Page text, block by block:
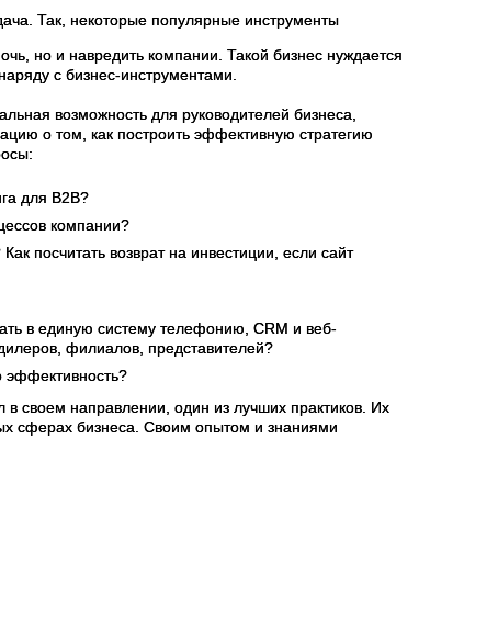
Так, некоторые популярные инструменты
но и навредить компании. Такой бизнес нуждается
с бизнес-инструментами.
возможность для руководителей бизнеса,
о том, как построить эффективную стратегию
для В2В?
компании?
посчитать возврат на инвестиции, если сайт
в единую систему телефонию, CRM и веб-
филиалов, представителей?
эффективность?
направлении, один из лучших практиков. Их
сферах бизнеса. Своим опытом и знаниями